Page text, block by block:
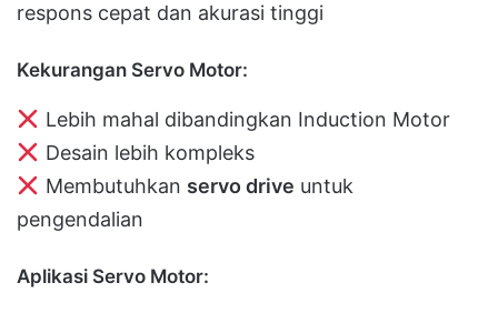
respons cepat dan akurasi tinggi
Kekurangan Servo Motor:
Lebih mahal dibandingkan Induction Motor
Desain lebih kompleks
Membutuhkan servo drive untuk
pengendalian
Aplikasi Servo Motor: